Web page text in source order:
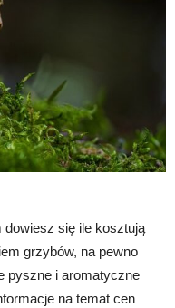
się ile kosztują
grzybów, na pewno
pyszne i aromatyczne
na temat cen